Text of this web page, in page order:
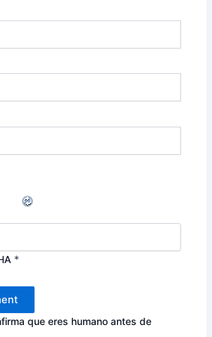
*
que eres humano antes de